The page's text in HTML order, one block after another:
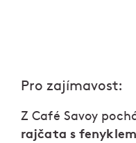
Pro zajímavost:
Z Café Savoy
rajčata s